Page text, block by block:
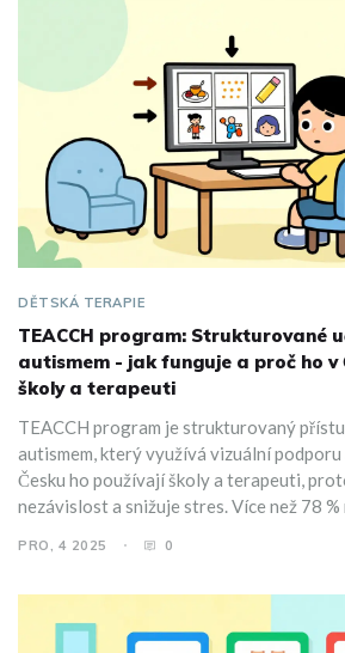
DĚTSKÁ TERAPIE
TEACCH program: Strukturované
autismem - jak funguje a proč ho v
školy a terapeuti
TEACCH program je strukturovaný
autismem, který využívá vizuální
Česku ho používají školy a terapeuti,
nezávislost a snižuje stres. Více než 78
PRO, 4 2025 0